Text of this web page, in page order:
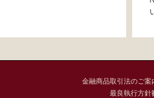
金融商品取引法のご案
最良執行方針